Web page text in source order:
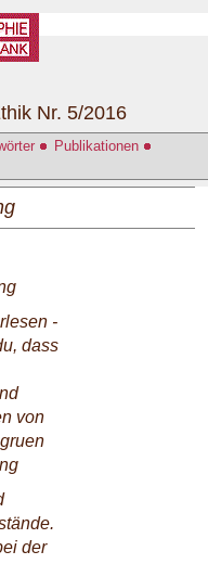
Publikationen
Nr. 5/2016
-
dass
von
der